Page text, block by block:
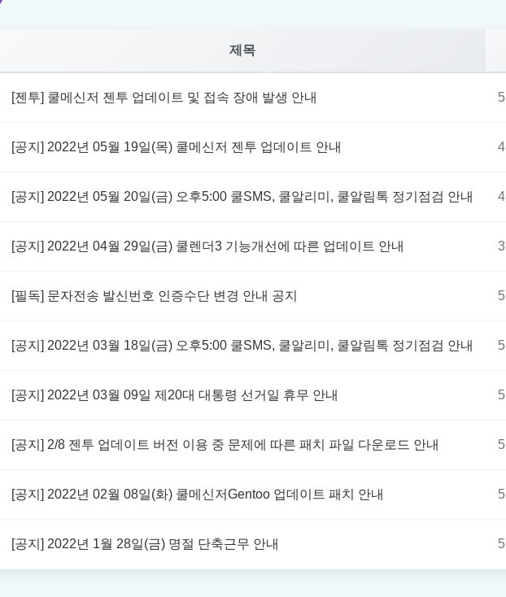
제목
[젠투] 쿨메신저 젠투 업데이트 및 접속 장애 발생 안내
[공지] 2022년 05월 19일(목) 쿨메신저 젠투 업데이트 안내
[공지] 2022년 05월 20일(금) 오후5:00 쿨SMS, 쿨알리미, 쿨알림톡 정기점검 안내
[공지] 2022년 04월 29일(금) 쿨렌더3 기능개선에 따른 업데이트 안내
[필독] 문자전송 발신번호 인증수단 변경 안내 공지
[공지] 2022년 03월 18일(금) 오후5:00 쿨SMS, 쿨알리미, 쿨알림톡 정기점검 안내
[공지] 2022년 03월 09일 제20대 대통령 선거일 휴무 안내
[공지] 2/8 젠투 업데이트 버전 이용 중 문제에 따른 패치 파일 다운로드 안내
[공지] 2022년 02월 08일(화) 쿨메신저Gentoo 업데이트 패치 안내
[공지] 2022년 1월 28일(금) 명절 단축근무 안내